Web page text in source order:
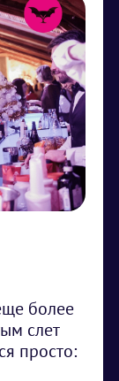
более
слет
просто: